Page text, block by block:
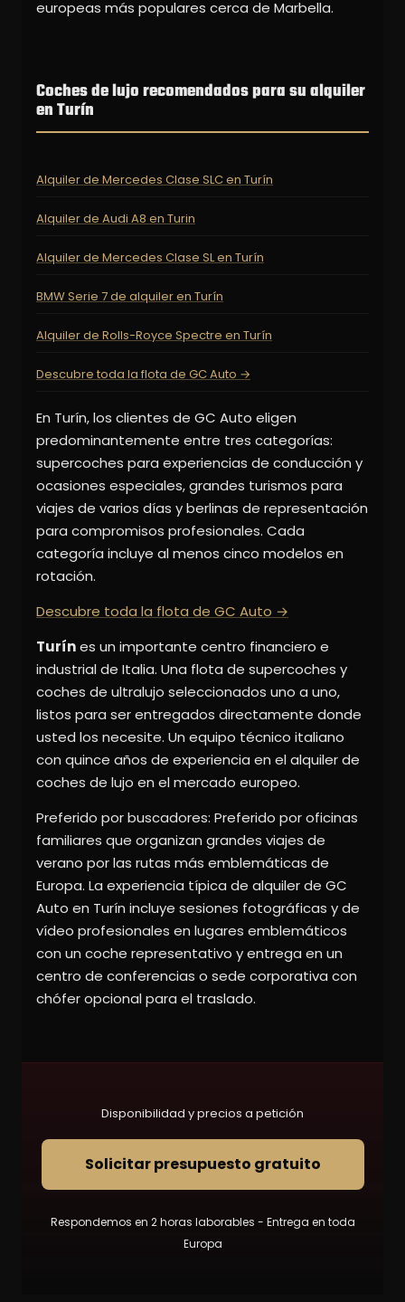
europeas más populares cerca de Marbella.
Coches de lujo recomendados para su alquiler
en Turín
Alquiler de Mercedes Clase SLC en Turín
Alquiler de Audi A8 en Turin
Alquiler de Mercedes Clase SL en Turín
BMW Serie 7 de alquiler en Turín
Alquiler de Rolls-Royce Spectre en Turín
Descubre toda la flota de GC Auto →
En Turín, los clientes de GC Auto eligen
predominantemente entre tres categorías:
supercoches para experiencias de conducción y
ocasiones especiales, grandes turismos para
viajes de varios días y berlinas de representación
para compromisos profesionales. Cada
categoría incluye al menos cinco modelos en
rotación.
Descubre toda la flota de GC Auto →
Turínes un importante centro financiero e
industrial de Italia. Una flota de supercoches y
coches de ultralujo seleccionados uno a uno,
listos para ser entregados directamente donde
usted los necesite. Un equipo técnico italiano
con quince años de experiencia en el alquiler de
coches de lujo en el mercado europeo.
Preferido por buscadores: Preferido por oficinas
familiares que organizan grandes viajes de
verano por las rutas más emblemáticas de
Europa. La experiencia típica de alquiler de GC
Auto en Turín incluye sesiones fotográficas y de
vídeo profesionales en lugares emblemáticos
con un coche representativo y entrega en un
centro de conferencias o sede corporativa con
chófer opcional para el traslado.
Disponibilidad y precios a petición
Solicitar presupuesto gratuito
Respondemos en 2 horas laborables - Entrega en toda
Europa